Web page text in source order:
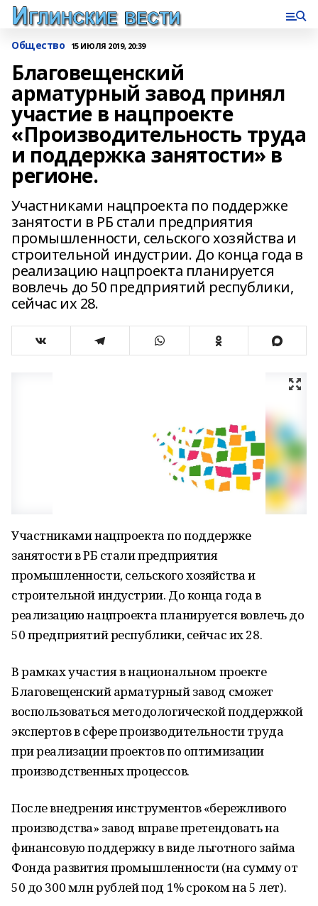
Общество 15 ИЮЛЯ 2019, 20:39
Благовещенский
арматурный завод принял
участие в нацпроекте
«Производительность труда
и поддержка занятости» в
регионе.
Участниками нацпроекта по поддержке
занятости в РБ стали предприятия
промышленности, сельского хозяйства и
строительной индустрии. До конца года в
реализацию нацпроекта планируется
вовлечь до 50 предприятий республики,
сейчас их 28.
Участниками нацпроекта по поддержке
занятости в РБ стали предприятия
промышленности, сельского хозяйства и
строительной индустрии. До конца года в
реализацию нацпроекта планируется вовлечь до
50 предприятий республики, сейчас их 28.
В рамках участия в национальном проекте
Благовещенский арматурный завод сможет
воспользоваться методологической поддержкой
экспертов в сфере производительности труда
при реализации проектов по оптимизации
производственных процессов.
После внедрения инструментов «бережливого
производства» завод вправе претендовать на
финансовую поддержку в виде льготного займа
Фонда развития промышленности (на сумму от
50 до 300 млн рублей под 1% сроком на 5 лет).